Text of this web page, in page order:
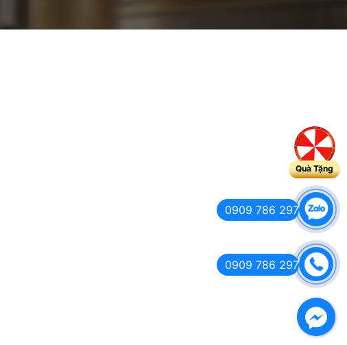
Quà Tặng
0909 786 297
0909 786 297